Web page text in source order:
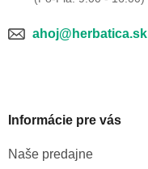
ahoj@herbatica.sk
Informácie pre vás
Naše predajne